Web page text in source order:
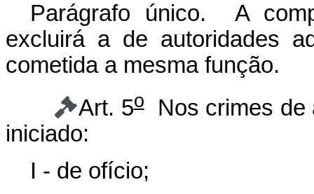
Parágrafo único. A
excluirá a de autoridades
cometida a mesma função.
Art. 5oNos crimes de
iniciado:
I - de ofício;